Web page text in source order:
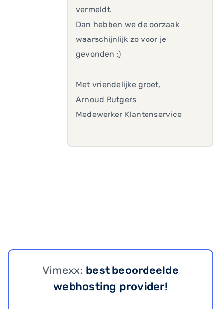
vermeldt.
Dan hebben we de oorzaak
waarschijnlijk zo voor je
gevonden :)
Met vriendelijke groet,
Arnoud Rutgers
Medewerker Klantenservice
Vimexx: best beoordeelde
webhosting provider!